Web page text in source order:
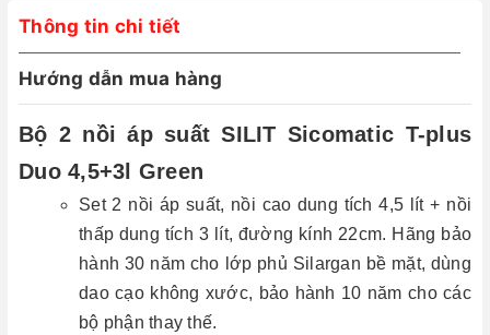
Thông tin chi tiết
Hướng dẫn mua hàng
Bộ 2 nồi áp suất SILIT Sicomatic T-plus
Duo 4,5+3l Green
Set 2 nồi áp suất, nồi cao dung tích 4,5 lít + nồi
thấp dung tích 3 lít, đường kính 22cm. Hãng bảo
hành 30 năm cho lớp phủ Silargan bề mặt, dùng
dao cạo không xước, bảo hành 10 năm cho các
bộ phận thay thế.